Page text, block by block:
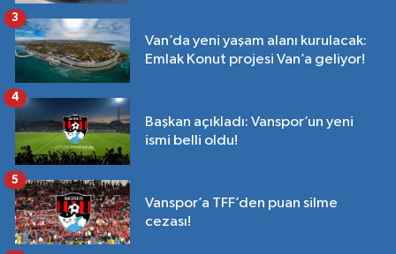
Van’da yeni yaşam alanı kurulacak:
Emlak Konut projesi Van’a geliyor!
3
Başkan açıkladı: Vanspor’un yeni
ismi belli oldu!
4
Vanspor’a TFF’den puan silme
cezası!
5